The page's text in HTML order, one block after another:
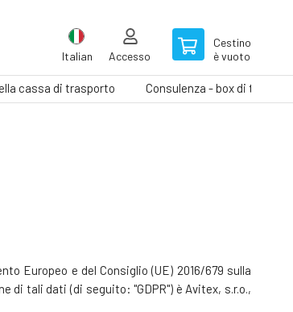
Italian Accesso
Cestino
è vuoto
cassa di trasporto Consulenza - box di
Europeo e del Consiglio (UE) 2016/679 sulla
tali dati (di seguito: "GDPR") è Avitex, s.r.o.,